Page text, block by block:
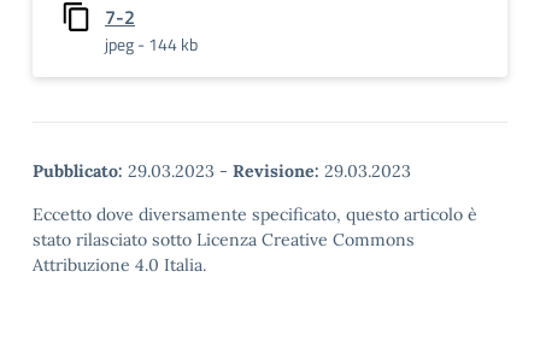
7-2
jpeg - 144 kb
Pubblicato: 29.03.2023 - Revisione: 29.03.2023
Eccetto dove diversamente specificato, questo articolo è
stato rilasciato sotto Licenza Creative Commons
Attribuzione 4.0 Italia.